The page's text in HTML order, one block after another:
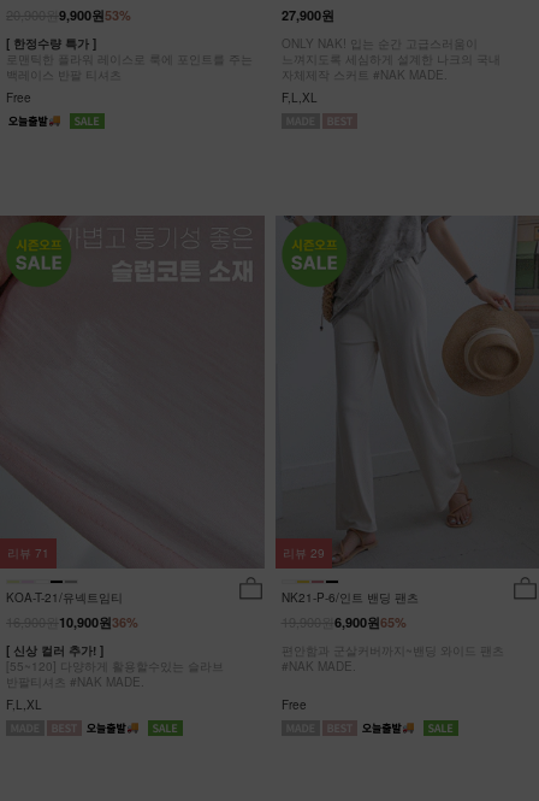
53%
9,900원
[ 한정수량 특가 ]
로맨틱한 플라워 레이스로 룩에 포인트를 주는
백레이스 반팔 티셔츠
Free
27,900원
ONLY NAK! 입는 순간 고급스러움이
느껴지도록 세심하게 설계한 나크의 국내
자체제작 스커트 #NAK MADE.
F,L,XL
KOA-T-21/유넥트임티
36%
10,900원
[ 신상 컬러 추가! ]
[55~120] 다양하게 활용할수있는 슬라브
반팔티셔츠 #NAK MADE.
F,L,XL
리뷰 71
NK21-P-6/인트 밴딩 팬츠
65%
6,900원
편안함과 군살커버까지~밴딩 와이드 팬츠
#NAK MADE.
Free
리뷰 29